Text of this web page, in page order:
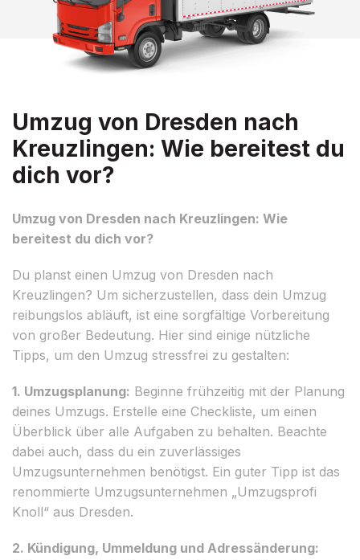
Umzug von Dresden nach
Kreuzlingen: Wie bereitest du
dich vor?
Umzug von Dresden nach Kreuzlingen: Wie
bereitest du dich vor?
Du planst einen Umzug von Dresden nach
Kreuzlingen? Um sicherzustellen, dass dein Umzug
reibungslos abläuft, ist eine sorgfältige Vorbereitung
von großer Bedeutung. Hier sind einige nützliche
Tipps, um den Umzug stressfrei zu gestalten:
1. Umzugsplanung: Beginne frühzeitig mit der Planung
deines Umzugs. Erstelle eine Checkliste, um einen
Überblick über alle Aufgaben zu behalten. Beachte
dabei auch, dass du ein zuverlässiges
Umzugsunternehmen benötigst. Ein guter Tipp ist das
renommierte Umzugsunternehmen „Umzugsprofi
Knoll“ aus Dresden.
2. Kündigung, Ummeldung und Adressänderung: